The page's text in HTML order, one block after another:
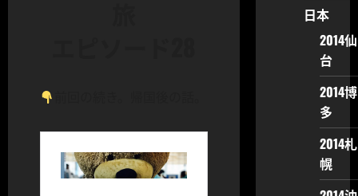
日本
2014仙
台
2014博
多
2014札
幌